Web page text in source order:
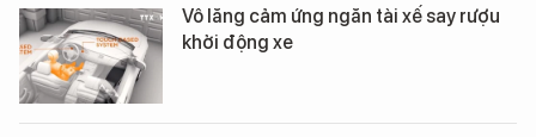
Vô lăng cảm ứng ngăn tài xế say rượu
khởi động xe